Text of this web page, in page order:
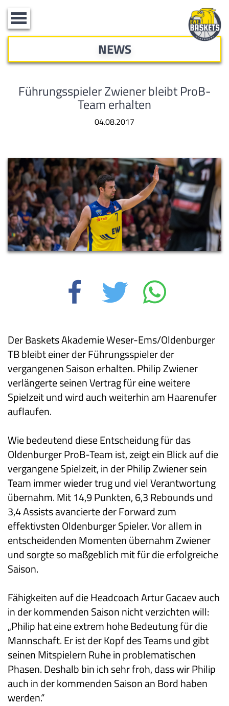
Toggle
navigation
NEWS
Führungsspieler Zwiener bleibt ProB-
Team erhalten
04.08.2017
Der Baskets Akademie Weser-Ems/Oldenburger
TB bleibt einer der Führungsspieler der
vergangenen Saison erhalten. Philip Zwiener
verlängerte seinen Vertrag für eine weitere
Spielzeit und wird auch weiterhin am Haarenufer
auflaufen.
Wie bedeutend diese Entscheidung für das
Oldenburger ProB-Team ist, zeigt ein Blick auf die
vergangene Spielzeit, in der Philip Zwiener sein
Team immer wieder trug und viel Verantwortung
übernahm. Mit 14,9 Punkten, 6,3 Rebounds und
3,4 Assists avancierte der Forward zum
effektivsten Oldenburger Spieler. Vor allem in
entscheidenden Momenten übernahm Zwiener
und sorgte so maßgeblich mit für die erfolgreiche
Saison.
Fähigkeiten auf die Headcoach Artur Gacaev auch
in der kommenden Saison nicht verzichten will:
„Philip hat eine extrem hohe Bedeutung für die
Mannschaft. Er ist der Kopf des Teams und gibt
seinen Mitspielern Ruhe in problematischen
Phasen. Deshalb bin ich sehr froh, dass wir Philip
auch in der kommenden Saison an Bord haben
werden.“